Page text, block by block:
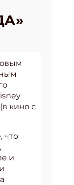
кино с
что
и